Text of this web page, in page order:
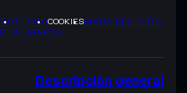
TERMSCOOKIESMAPA DEL SITIO
DE MARCA
Descripción general